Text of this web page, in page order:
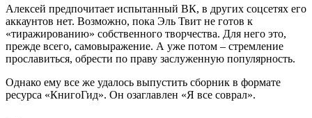
Алексей предпочитает испытанный ВК, в других соцсетях его
аккаунтов нет. Возможно, пока Эль Твит не готов к
«тиражированию» собственного творчества. Для него это,
прежде всего, самовыражение. А уже потом – стремление
прославиться, обрести по праву заслуженную популярность.
Однако ему все же удалось выпустить сборник в формате
ресурса «КнигоГид». Он озаглавлен «Я все соврал».